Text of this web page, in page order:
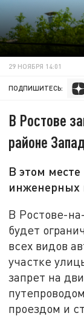
29 НОЯБРЯ 14:01
ПОДПИШИТЕСЬ:
В Ростове
районе
В этом
инженерных
В Ростове-
будет
всех видов
участке
запрет на
проездом и